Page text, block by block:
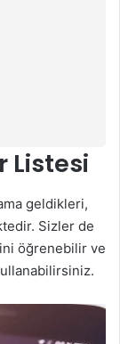
Listesi
geldikleri,
Sizler de
öğrenebilir ve